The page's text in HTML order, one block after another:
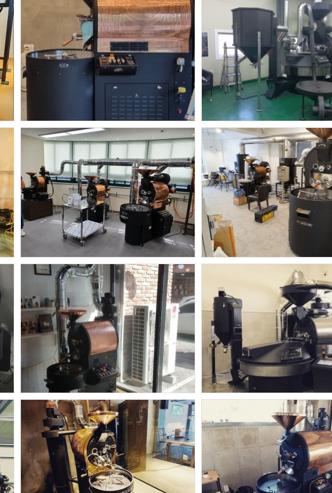
오즈터크베이
우연하게도커피-
오즈터크베이30kgPLC
오즈터크베이
스템커피- 오즈터크베
.
오즈터크베이
서울 문정동 1.5kg 설치완료
서울 문정동에 오즈터크베이 1.5kg 설치해
드렸어요
오즈터크베이
OKS-60
...
오즈터크베이
OKS-5 OKS-3 OKS-1.5
오즈터크베이
OKS-15 OKS-3
오즈터크베이
대전 순카페 OKS-1.5
오즈터크베이
커피 이엔지 OKS-